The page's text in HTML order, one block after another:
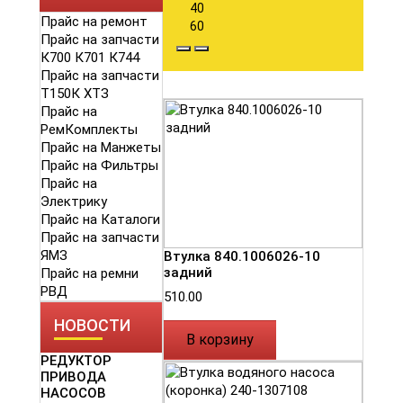
Прайс на ремонт
Прайс на запчасти
К700 К701 К744
Прайс на запчасти
Т150К ХТЗ
Прайс на
РемКомплекты
Прайс на Манжеты
Прайс на Фильтры
Прайс на
Электрику
Прайс на Каталоги
Прайс на запчасти
ЯМЗ
Прайс на ремни
РВД
НОВОСТИ
РЕДУКТОР
ПРИВОДА
НАСОСОВ
40
60
Втулка 840.1006026-10
задний
510.00
В корзину